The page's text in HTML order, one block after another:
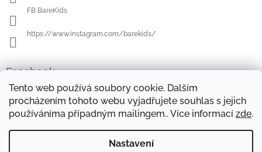
Tento web používá soubory cookie. Dalším
procházením tohoto webu vyjadřujete souhlas s jejich
používáníma případným mailingem.. Více informací zde.
Nastavení
FB BareKids
https://www.instagram.com/barekids/
Facebook
FORMULÁŘE KE STAŽENÍ